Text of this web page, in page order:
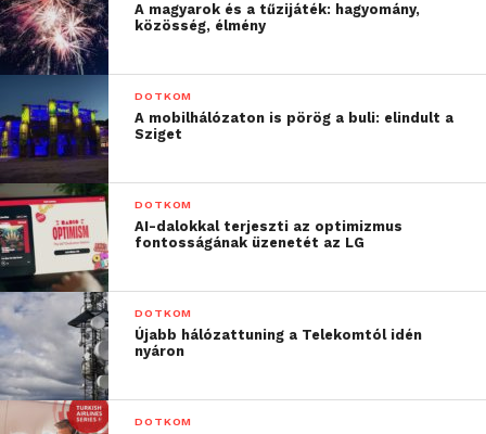
A magyarok és a tűzijáték: hagyomány,
közösség, élmény
DOTKOM
A mobilhálózaton is pörög a buli: elindult a
Sziget
DOTKOM
AI-dalokkal terjeszti az optimizmus
fontosságának üzenetét az LG
DOTKOM
Újabb hálózattuning a Telekomtól idén
nyáron
DOTKOM